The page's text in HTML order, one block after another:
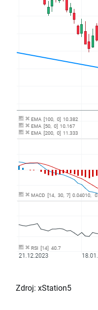
Zdroj: xStation5